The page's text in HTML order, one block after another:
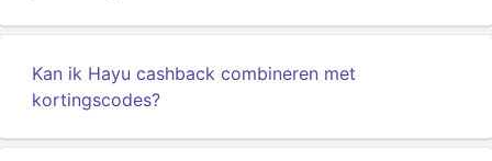
Kan ik Hayu cashback combineren met
kortingscodes?